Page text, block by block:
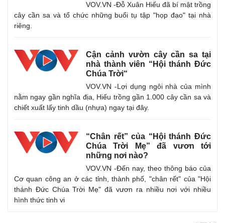
Cuộc sống đó đây
Hồ sơ
Video
Ảnh
VOV.VN -Đỗ Xuân Hiếu đã bí mật trồng
cây cần sa và tổ chức những buổi tụ tập "họp đạo" tại nhà
riêng.
Cận cảnh vườn cây cần sa tại
nhà thành viên “Hội thánh Đức
Chúa Trời“
VOV.VN -Lợi dụng ngôi nhà của mình
nằm ngay gần nghĩa địa, Hiếu trồng gần 1.000 cây cần sa và
chiết xuất lấy tinh dầu (nhựa) ngay tại đây.
“Chân rết” của “Hội thánh Đức
Chúa Trời Mẹ” đã vươn tới
những nơi nào?
VOV.VN -Đến nay, theo thông báo của
Cơ quan công an ở các tỉnh, thành phố, "chân rết" của "Hội
thánh Đức Chúa Trời Mẹ" đã vươn ra nhiều nơi với nhiều
hình thức tinh vi